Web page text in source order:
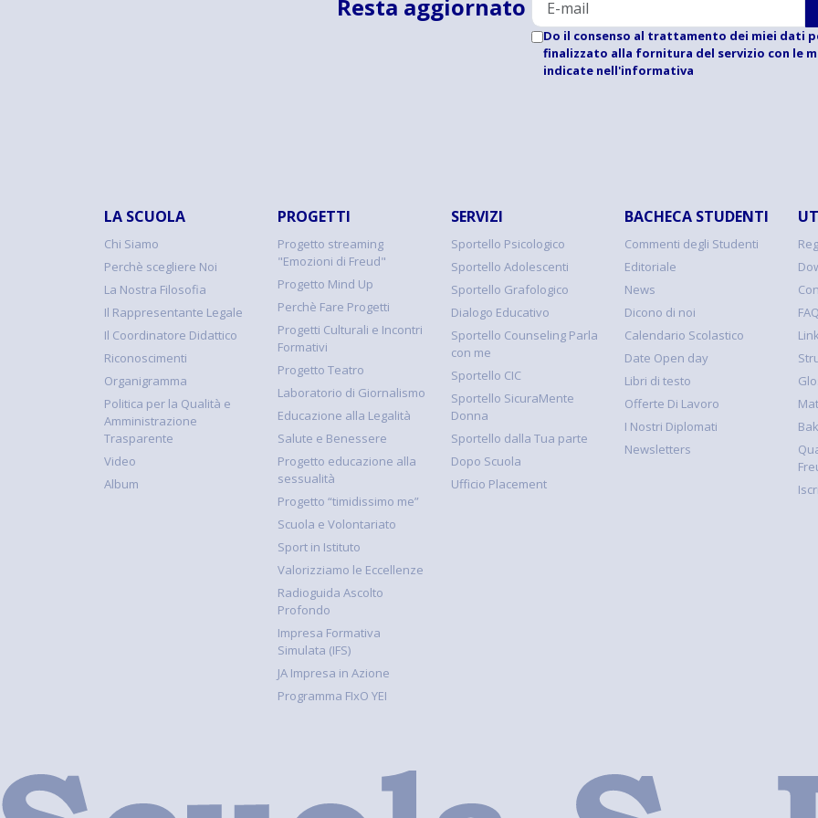
Resta aggiornato
Do il consenso al trattamento dei miei dati
finalizzato alla fornitura del servizio con le
indicate nell'informativa
LA SCUOLA
Chi Siamo
Perchè scegliere Noi
La Nostra Filosofia
Il Rappresentante Legale
Il Coordinatore Didattico
Riconoscimenti
Organigramma
Politica per la Qualità e
Amministrazione
Trasparente
Video
Album
PROGETTI
Progetto streaming
"Emozioni di Freud"
Progetto Mind Up
Perchè Fare Progetti
Progetti Culturali e Incontri
Formativi
Progetto Teatro
Laboratorio di Giornalismo
Educazione alla Legalità
Salute e Benessere
Progetto educazione alla
sessualità
Progetto “timidissimo me”
Scuola e Volontariato
Sport in Istituto
Valorizziamo le Eccellenze
Radioguida Ascolto
Profondo
Impresa Formativa
Simulata (IFS)
JA Impresa in Azione
Programma FIxO YEI
SERVIZI
Sportello Psicologico
Sportello Adolescenti
Sportello Grafologico
Dialogo Educativo
Sportello Counseling Parla
con me
Sportello CIC
Sportello SicuraMente
Donna
Sportello dalla Tua parte
Dopo Scuola
Ufficio Placement
BACHECA STUDENTI
Commenti degli Studenti
Editoriale
News
Dicono di noi
Calendario Scolastico
Date Open day
Libri di testo
Offerte Di Lavoro
I Nostri Diplomati
Newsletters